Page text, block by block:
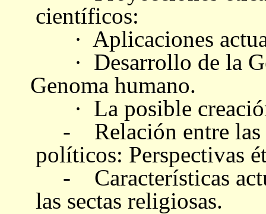
científicos:
· Aplicaciones
· Desarrollo de la
Genoma humano.
· La posible
- Relación entre las
políticos: Perspectivas
- Características
las sectas religiosas.